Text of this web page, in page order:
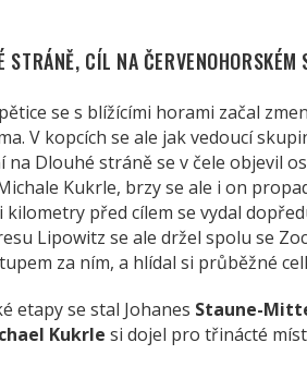
STRÁNĚ, CÍL NA ČERVENOHORSKÉM
se s blížícími horami začal
V kopcích se ale jak vedoucí
Dlouhé stráně se v čele objevil
Kukrle, brzy se ale i on
kilometry před cílem se vydal
Lipowitz se ale držel spolu se
za ním, a hlídal si průběžné
etapy se stal Johanes Staune-
Kukrle si dojel pro třinácté